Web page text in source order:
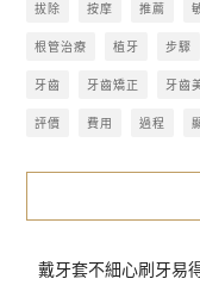
拔除 按摩 推薦
根管治療 植牙 步驟
牙齒 牙齒矯正 牙齒
評價 費用 過程
戴牙套不細心刷牙易